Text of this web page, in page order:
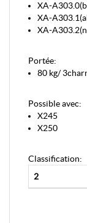
XA-
XA-
XA-
Portée:
80 kg/
Possible avec:
X245
X250
Classification:
2